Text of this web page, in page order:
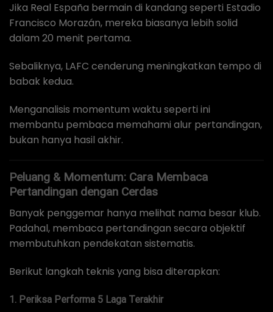
Jika Real España bermain di kandang seperti Estadio
Francisco Morazán, mereka biasanya lebih solid
dalam 20 menit pertama.
Sebaliknya, LAFC cenderung meningkatkan tempo di
babak kedua.
Menganalisis momentum waktu seperti ini
membantu pembaca memahami alur pertandingan,
bukan hanya hasil akhir.
Peluang & Momentum: Cara Membaca
Pertandingan dengan Cerdas
Banyak penggemar hanya melihat nama besar klub.
Padahal, membaca pertandingan secara objektif
membutuhkan pendekatan sistematis.
Berikut langkah teknis yang bisa diterapkan:
1. Periksa Performa 5 Laga Terakhir